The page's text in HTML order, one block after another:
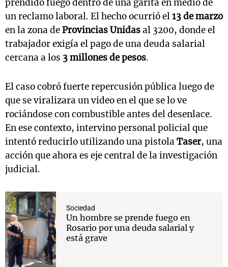
prendido fuego dentro de una garita en medio de
un reclamo laboral. El hecho ocurrió el13 de marzo
en la zona deProvincias Unidasal 3200, donde el
trabajador exigía el pago de una deuda salarial
cercana a los 3 millones de pesos.
El caso cobró fuerte repercusión pública luego de
que se viralizara un video en el que se lo ve
rociándose con combustible antes del desenlace.
En ese contexto, intervino personal policial que
intentó reducirlo utilizando una pistolaTaser, una
acción que ahora es eje central de la investigación
judicial.
Sociedad
Un hombre se prende fuego en
Rosario por una deuda salarial y
está grave